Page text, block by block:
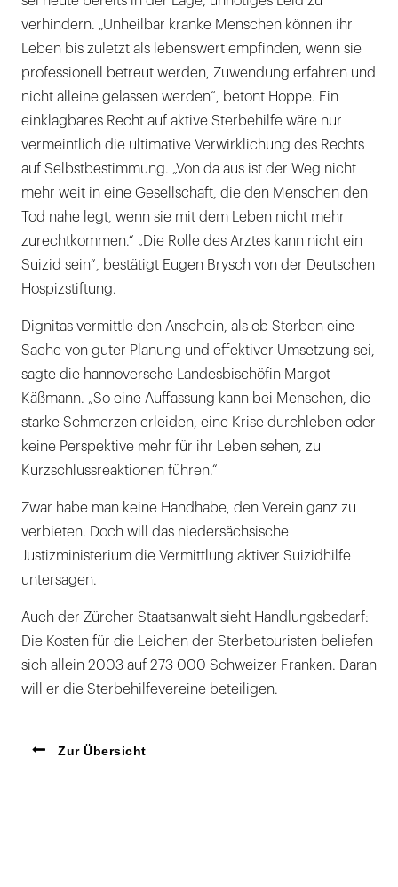
verhindern. „Unheilbar kranke Menschen können ihr
Leben bis zuletzt als lebenswert empfinden, wenn sie
professionell betreut werden, Zuwendung erfahren und
nicht alleine gelassen werden“, betont Hoppe. Ein
einklagbares Recht auf aktive Sterbehilfe wäre nur
vermeintlich die ultimative Verwirklichung des Rechts
auf Selbstbestimmung. „Von da aus ist der Weg nicht
mehr weit in eine Gesellschaft, die den Menschen den
Tod nahe legt, wenn sie mit dem Leben nicht mehr
zurechtkommen.“ „Die Rolle des Arztes kann nicht ein
Suizid sein“, bestätigt Eugen Brysch von der Deutschen
Hospizstiftung.
Dignitas vermittle den Anschein, als ob Sterben eine
Sache von guter Planung und effektiver Umsetzung sei,
sagte die hannoversche Landesbischöfin Margot
Käßmann. „So eine Auffassung kann bei Menschen, die
starke Schmerzen erleiden, eine Krise durchleben oder
keine Perspektive mehr für ihr Leben sehen, zu
Kurzschlussreaktionen führen.“
Zwar habe man keine Handhabe, den Verein ganz zu
verbieten. Doch will das niedersächsische
Justizministerium die Vermittlung aktiver Suizidhilfe
untersagen.
Auch der Zürcher Staatsanwalt sieht Handlungsbedarf:
Die Kosten für die Leichen der Sterbetouristen beliefen
sich allein 2003 auf 273 000 Schweizer Franken. Daran
will er die Sterbehilfevereine beteiligen.
Zur Übersicht